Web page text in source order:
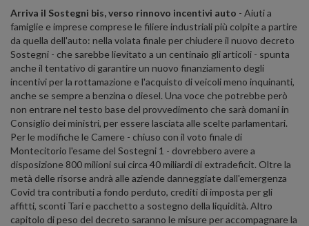
Arriva il Sostegni bis, verso rinnovo incentivi auto - Aiuti a
famiglie e imprese comprese le filiere industriali più colpite a partire
da quella dell'auto: nella volata finale per chiudere il nuovo decreto
Sostegni - che sarebbe lievitato a un centinaio gli articoli - spunta
anche il tentativo di garantire un nuovo finanziamento degli
incentivi per la rottamazione e l'acquisto di veicoli meno inquinanti,
anche se sempre a benzina o diesel. Una voce che potrebbe però
non entrare nel testo base del provvedimento che sarà domani in
Consiglio dei ministri, per essere lasciata alle scelte parlamentari.
Per le modifiche le Camere - chiuso con il voto finale di
Montecitorio l'esame del Sostegni 1 - dovrebbero avere a
disposizione 800 milioni sui circa 40 miliardi di extradeficit. Oltre la
metà delle risorse andrà alle aziende danneggiate dall'emergenza
Covid tra contributi a fondo perduto, crediti di imposta per gli
affitti, sconti Tari e pacchetto a sostegno della liquidità. Altro
capitolo di peso del decreto saranno le misure per accompagnare la